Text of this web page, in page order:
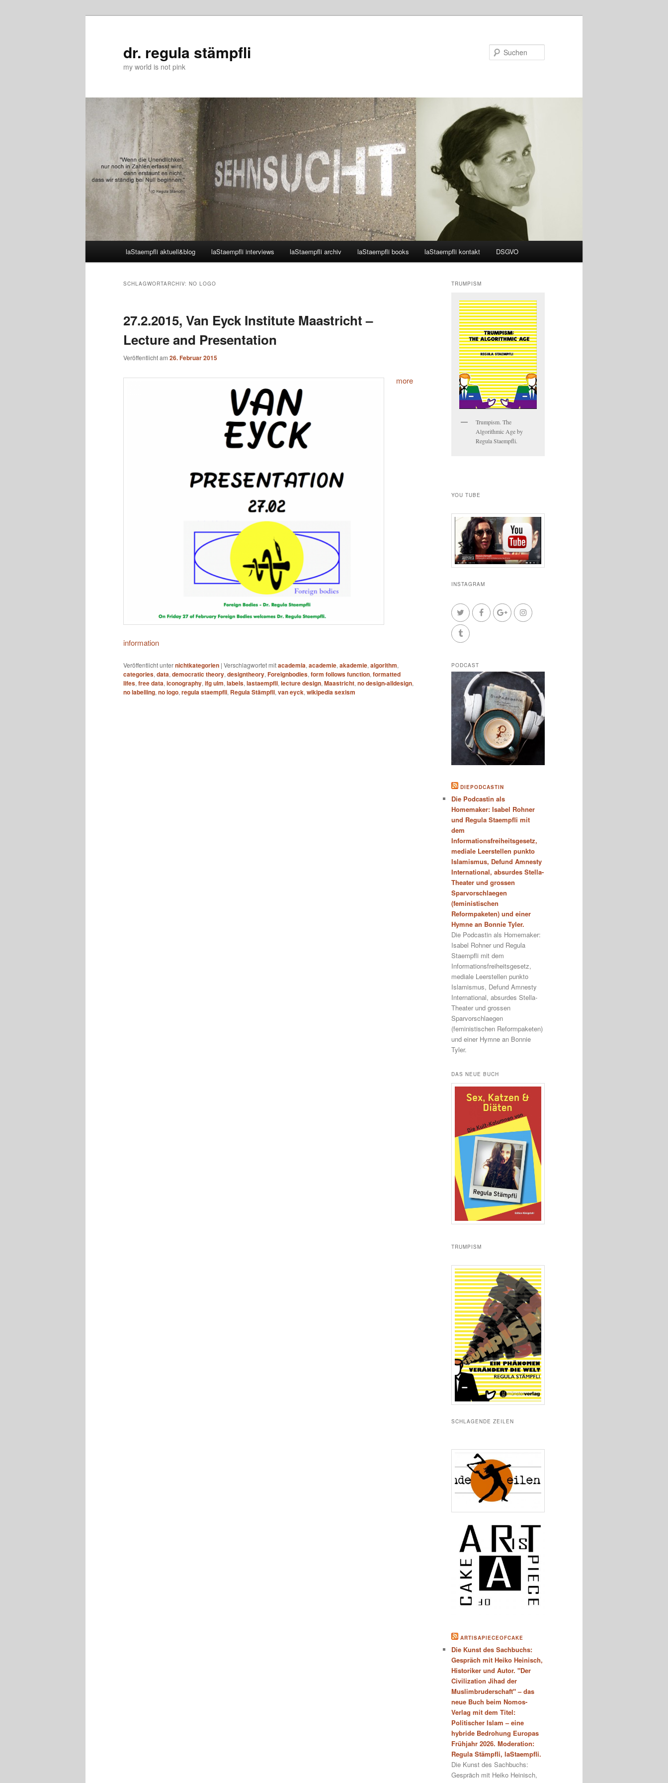
dr. regula stämpfli
my world is not pink
laStaempfli aktuell&blog laStaempfli interviews laStaempfli archiv laStaempfli books laStaempfli kontakt DSGVO
SCHLAGWORTARCHIV: NO LOGO
27.2.2015, Van Eyck Institute Maastricht –
Lecture and Presentation
Veröffentlicht am 26. Februar 2015
more
information
Veröffentlicht unternichtkategorien | Verschlagwortet mitacademia, academie, akademie, algorithm,
categories, data, democratic theory, designtheory, Foreignbodies, form follows function, formatted
lifes, free data, iconography, ifg ulm, labels, lastaempfli, lecture design, Maastricht, no design-alldesign,
no labelling, no logo, regula staempfli, Regula Stämpfli, van eyck, wikipedia sexism
TRUMPISM
Trumpism. The
Algorithmic Age by
Regula Staempfli.
YOU TUBE
INSTAGRAM
PODCAST
DIEPODCASTIN
Die Podcastin als
Homemaker: Isabel Rohner
und Regula Staempfli mit
dem
Informationsfreiheitsgesetz,
mediale Leerstellen punkto
Islamismus, Defund Amnesty
International, absurdes Stella-
Theater und grossen
Sparvorschlaegen
(feministischen
Reformpaketen) und einer
Hymne an Bonnie Tyler.
Die Podcastin als Homemaker:
Isabel Rohner und Regula
Staempfli mit dem
Informationsfreiheitsgesetz,
mediale Leerstellen punkto
Islamismus, Defund Amnesty
International, absurdes Stella-
Theater und grossen
Sparvorschlaegen
(feministischen Reformpaketen)
und einer Hymne an Bonnie
Tyler.
DAS NEUE BUCH
TRUMPISM
SCHLAGENDE ZEILEN
ARTISAPIECEOFCAKE
Die Kunst des Sachbuchs:
Gespräch mit Heiko Heinisch,
Historiker und Autor. "Der
Civilization Jihad der
Muslimbruderschaft" – das
neue Buch beim Nomos-
Verlag mit dem Titel:
Politischer Islam – eine
hybride Bedrohung Europas
Frühjahr 2026. Moderation:
Regula Stämpfli, laStaempfli.
Die Kunst des Sachbuchs:
Gespräch mit Heiko Heinisch,